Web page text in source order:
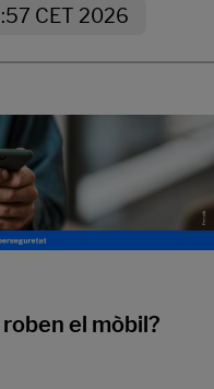
CET 2026
el mòbil?